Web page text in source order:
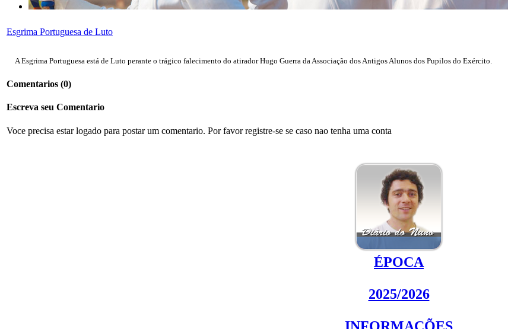
Esgrima Portuguesa de Luto
A Esgrima Portuguesa está de Luto perante o trágico falecimento do atirador Hugo Guerra da Associação dos Antigos Alunos dos Pupilos do Exército.
Comentarios (0)
Escreva seu Comentario
Voce precisa estar logado para postar um comentario. Por favor registre-se se caso nao tenha uma conta
ÉPOCA
2025/2026